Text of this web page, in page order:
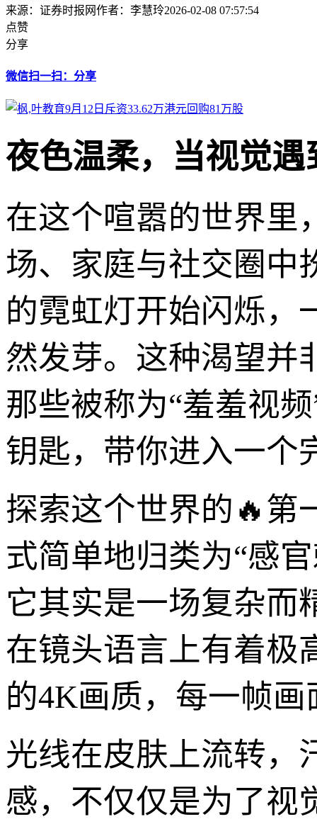
来源：证券时报网作者：李慧玲2026-02-08 07:57:54
点赞
分享
微信扫一扫：分享
夜色温柔，当视觉
在这个喧嚣的世界里
场、家庭与社交圈中
的霓虹灯开始闪烁，
然发芽。这种渴望并
那些被称为“羞羞视
钥匙，带你进入一个
探索这个世界的🔥第
式简单地归类为“感
它其实是一场复杂而
在镜头语言上有着极
的4K画质，每一帧
光线在皮肤上流转，
感，不仅仅是为了视